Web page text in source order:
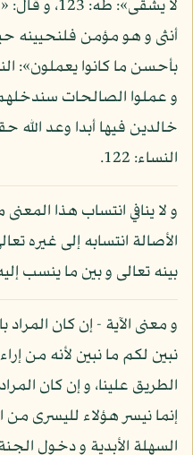
لا يشقى»:
أنثى و هو مؤمن فلنحيينه
و عملوا الصالحات
خالدين فيها أبدا وعد الله
النساء: 122.
و لا ينافي انتساب هذا
الأصالة انتسابه إلى غيره
بينه تعالى و بين ما ينسب
و معنى الآية - إن كان المراد
نبين لكم ما نبين لأنه من
الطريق علينا، و إن كان
إنما نيسر هؤلاء لليسرى من
السهلة الأبدية و دخول